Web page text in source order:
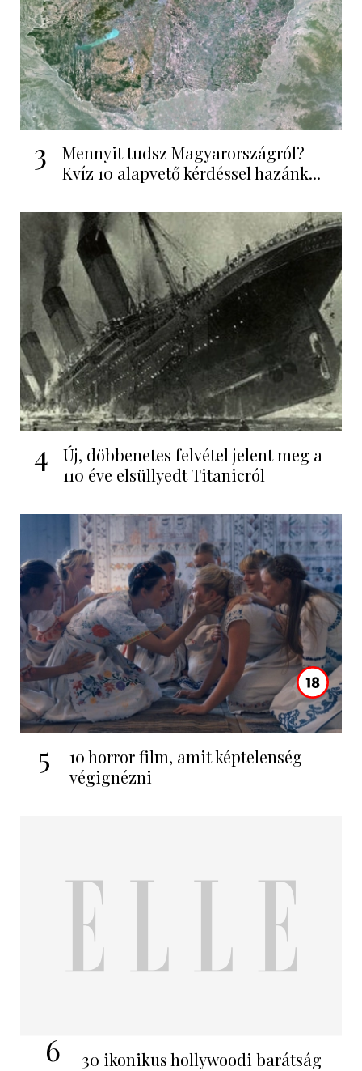
3
Mennyit tudsz Magyarországról?
Kvíz 10 alapvető kérdéssel hazánk...
4
Új, döbbenetes felvétel jelent meg a
110 éve elsüllyedt Titanicról
5
10 horror film, amit képtelenség
végignézni
6 30 ikonikus hollywoodi barátság